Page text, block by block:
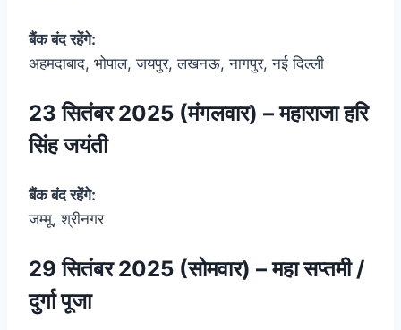
बैंक बंद रहेंगे:
अहमदाबाद, भोपाल, जयपुर, लखनऊ, नागपुर, नई दिल्ली
23 सितंबर 2025 (मंगलवार) – महाराजा हरि
सिंह जयंती
बैंक बंद रहेंगे:
जम्मू, श्रीनगर
29 सितंबर 2025 (सोमवार) – महा सप्तमी /
दुर्गा पूजा